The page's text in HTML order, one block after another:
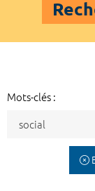
Mots-clés :